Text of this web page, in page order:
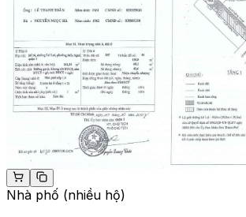
Nhà phố (nhiều hộ)